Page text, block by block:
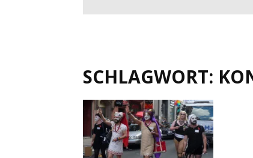
SCHLAGWORT: